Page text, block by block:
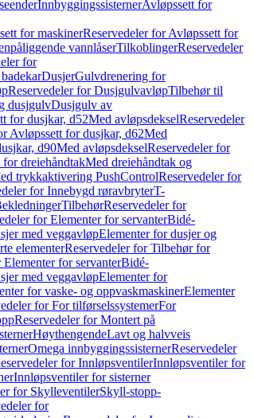
InnbyggingssisternerAvløpssett for
for maskinerReservedeler for Avløpssett for
vannlåserTilkoblingerReservedeler
for
DusjerGulvdrenering for
Reservedeler for DusjgulvavløpTilbehør til
dusjgulvDusjgulv av
for dusjkar, d52Med avløpsdekselReservedeler
Avløpssett for dusjkar, d62Med
d90Med avløpsdekselReservedeler for
dreiehåndtakMed dreiehåndtak og
trykkaktivering PushControlReservedeler for
for Innebygd røravbryterT-
TilbehørReservedeler for
for Elementer for servanterBidé-
med veggavløpElementer for dusjer og
elementerReservedeler for Tilbehør for
for servanterBidé-
med veggavløpElementer for
for vaske- og oppvaskmaskinerElementer
for For tilførselssystemerFor
Reservedeler for Montert på
HøythengendeLavt og halvveis
Omega innbyggingssisternerReservedeler
for InnløpsventilerInnløpsventiler for
Innløpsventiler for sisterner
for SkylleventilerSkyll-stopp-
for